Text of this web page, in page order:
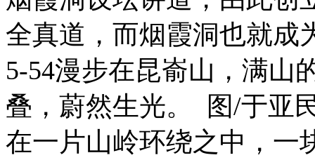
全真道，而烟霞洞也就成
5-54漫步在昆嵛山，满山
叠，蔚然生光。 图/于亚
在一片山岭环绕之中，一